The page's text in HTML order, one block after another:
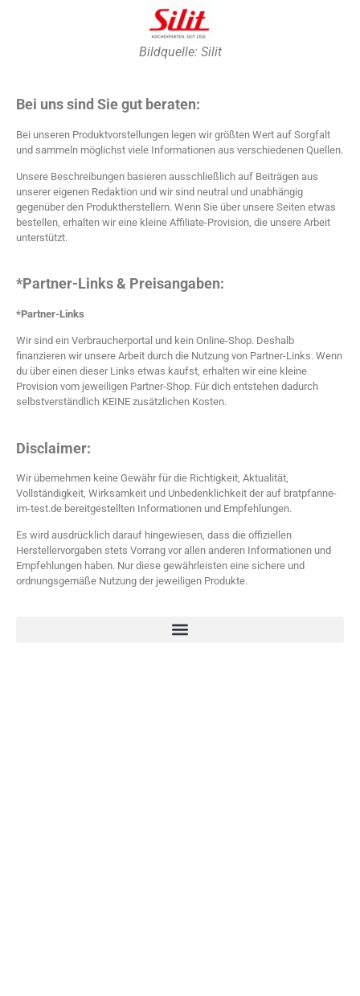
Bildquelle: Silit
Bei uns sind Sie gut beraten:
Bei unseren Produktvorstellungen legen wir größten Wert auf Sorgfalt
und sammeln möglichst viele Informationen aus verschiedenen Quellen.
Unsere Beschreibungen basieren ausschließlich auf Beiträgen aus
unserer eigenen Redaktion und wir sind neutral und unabhängig
gegenüber den Produktherstellern. Wenn Sie über unsere Seiten etwas
bestellen, erhalten wir eine kleine Affiliate-Provision, die unsere Arbeit
unterstützt.
*Partner-Links & Preisangaben:
*Partner-Links
Wir sind ein Verbraucherportal und kein Online-Shop. Deshalb
finanzieren wir unsere Arbeit durch die Nutzung von Partner-Links. Wenn
du über einen dieser Links etwas kaufst, erhalten wir eine kleine
Provision vom jeweiligen Partner-Shop. Für dich entstehen dadurch
selbstverständlich KEINE zusätzlichen Kosten.
Disclaimer:
Wir übernehmen keine Gewähr für die Richtigkeit, Aktualität,
Vollständigkeit, Wirksamkeit und Unbedenklichkeit der auf bratpfanne-
im-test.de bereitgestellten Informationen und Empfehlungen.
Es wird ausdrücklich darauf hingewiesen, dass die offiziellen
Herstellervorgaben stets Vorrang vor allen anderen Informationen und
Empfehlungen haben. Nur diese gewährleisten eine sichere und
ordnungsgemäße Nutzung der jeweiligen Produkte.